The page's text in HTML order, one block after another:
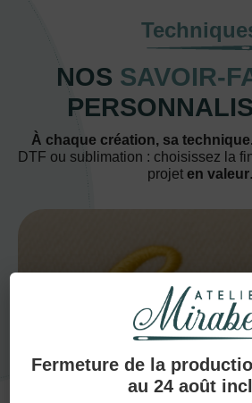
Fermeture de la
au 24 août
NOS SAVOIR-
À chaque création, sa technique.
DTF ou sublimation : choisissez la
projet en valeur.
BRODERIE